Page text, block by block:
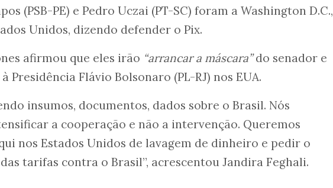
(PSB-PE) e Pedro Uczai (PT-SC) foram a Washington D.C.,
Unidos, dizendo defender o Pix.
afirmou que eles irão “arrancar a máscara”do senador e
Presidência Flávio Bolsonaro (PL-RJ) nos EUA.
insumos, documentos, dados sobre o Brasil. Nós
a cooperação e não a intervenção. Queremos
nos Estados Unidos de lavagem de dinheiro e pedir o
tarifas contra o Brasil”, acrescentou Jandira Feghali.